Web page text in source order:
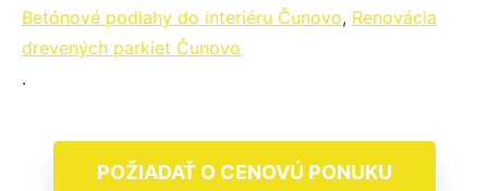
Betónové podlahy do interiéru Čunovo, Renovácia
drevených parkiet Čunovo
.
POŽIADAŤ O CENOVÚ PONUKU